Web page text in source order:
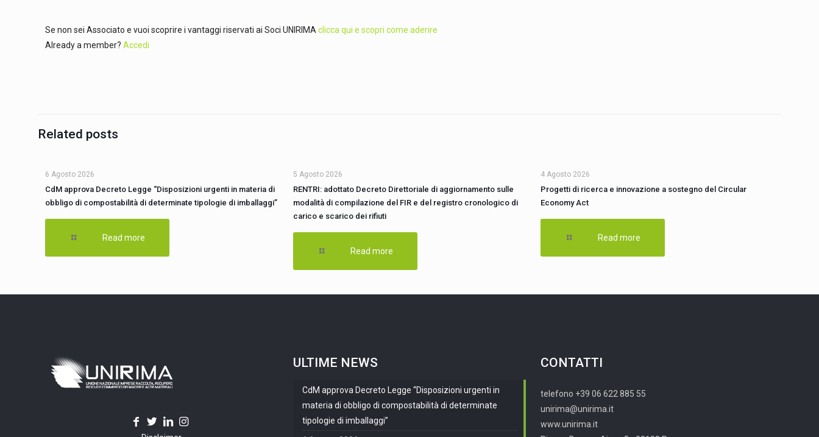
Se non sei Associato e vuoi scoprire i vantaggi riservati ai Soci UNIRIMAclicca qui e scopri come aderire
Already a member?Accedi
Related posts
6 Agosto 2026
CdM approva Decreto Legge “Disposizioni urgenti in materia di
obbligo di compostabilità di determinate tipologie di imballaggi”
Read more
5 Agosto 2026
RENTRI: adottato Decreto Direttoriale di aggiornamento sulle
modalità di compilazione del FIR e del registro cronologico di
carico e scarico dei rifiuti
Read more
4 Agosto 2026
Progetti di ricerca e innovazione a sostegno del Circular
Economy Act
Read more
ULTIME NEWS
CdM approva Decreto Legge “Disposizioni urgenti in
materia di obbligo di compostabilità di determinate
tipologie di imballaggi”
CONTATTI
telefono +39 06 622 885 55
unirima@unirima.it
www.unirima.it